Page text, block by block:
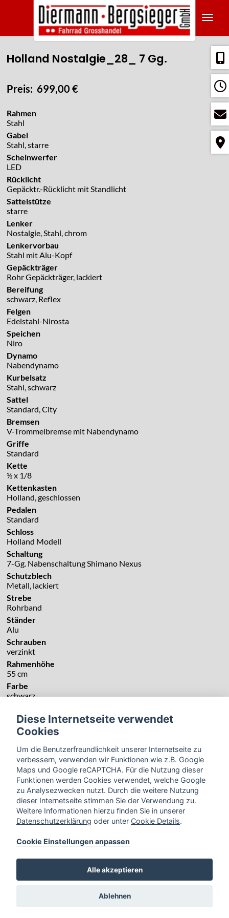
Holland Nostalgie_28_ 7 Gg.
Preis: 699,00 €
Rahmen
Stahl
Gabel
Stahl, starre
Scheinwerfer
LED
Rücklicht
Gepäcktr.-Rücklicht mit Standlicht
Sattelstütze
starre
Lenker
Nostalgie, Stahl, chrom
Lenkervorbau
Stahl mit Alu-Kopf
Gepäckträger
Rohr Gepäckträger, lackiert
Bereifung
schwarz, Reflex
Felgen
Edelstahl-Nirosta
Speichen
Niro
Dynamo
Nabendynamo
Kurbelsatz
Stahl, schwarz
Sattel
Standard, City
Bremsen
V-Trommelbremse mit Nabendynamo
Griffe
Standard
Kette
½ x 1/8
Kettenkasten
Holland, geschlossen
Pedalen
Standard
Schloss
Holland Modell
Schaltung
7-Gg. Nabenschaltung Shimano Nexus
Schutzblech
Metall, lackiert
Strebe
Rohrband
Ständer
Alu
Schrauben
verzinkt
Rahmenhöhe
55 cm
Farbe
schwarz
Diese Internetseite verwendet
Cookies
Um die Benutzerfreundlichkeit unserer Internetseite zu
verbessern, verwenden wir Funktionen wie z.B. Google
Maps und Google reCAPTCHA. Für die Nutzung dieser
Funktionen werden Cookies verwendet, welche Google
zu Analysezwecken nutzt. Durch die weitere Nutzung
dieser Internetseite stimmen Sie der Verwendung zu.
Weitere Informationen hierzu finden Sie in unserer
Datenschutzerklärung oder unter Cookie Details.
Cookie Einstellungen anpassen
Alle akzeptieren
Ablehnen